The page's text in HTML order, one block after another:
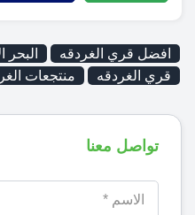
افضل قري الغردقه البحر
قري الغردقه
منتجعات
تواصل معنا